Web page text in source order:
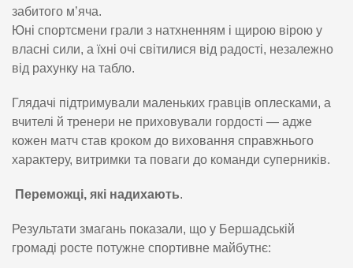
забитого м’яча.
Юні спортсмени грали з натхненням і щирою вірою у
власні сили, а їхні очі світилися від радості, незалежно
від рахунку на табло.
Глядачі підтримували маленьких гравців оплесками, а
вчителі й тренери не приховували гордості — адже
кожен матч став кроком до виховання справжнього
характеру, витримки та поваги до команди суперників.
Переможці, які надихають.
Результати змагань показали, що у Бершадській
громаді росте потужне спортивне майбутнє: